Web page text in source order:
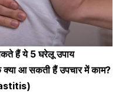
हैं ये 5 घरेलू उपाय
क्या आ सकती हैं उपचार में काम?